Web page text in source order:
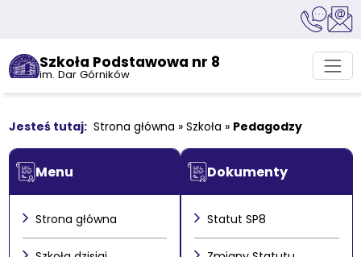
Szkoła Podstawowa nr 8
im. Dar Górników
Strona główna » Szkoła » Pedagodzy
Menu
Strona główna
Dokumenty
Statut SP8